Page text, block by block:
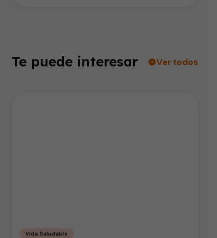
Te puede interesar Ver todos
Vida Saludable